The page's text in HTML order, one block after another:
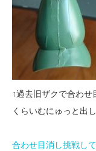
↑過去旧ザクで合わ
くらいむにゅっと出
合わせ目消し挑戦し